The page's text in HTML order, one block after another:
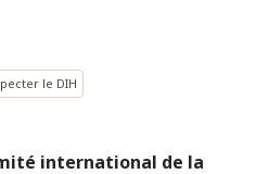
le DIH
international de la